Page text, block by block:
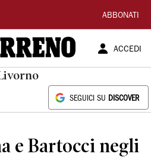
ABBONATI
ACCEDI
SEGUICI SU DISCOVER
e Bartocci negli